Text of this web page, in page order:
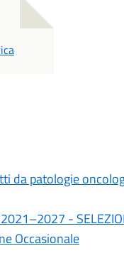
da patologie
-
Occasionale